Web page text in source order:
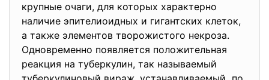
крупные очаги, для которых характерно
наличие эпителиоидных и гигантских клеток,
а также элементов творожистого некроза.
Одновременно появляется положительная
реакция на туберкулин, так называемый